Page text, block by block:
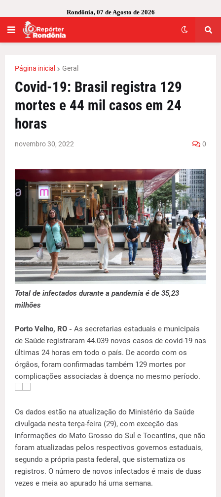
Rondônia, 07 de Agosto de 2026
Página inicial Geral
Covid-19: Brasil registra 129
mortes e 44 mil casos em 24
horas
novembro 30, 2022 0
Total de infectados durante a pandemia é de 35,23
milhões
Porto Velho, RO - As secretarias estaduais e municipais
de Saúde registraram 44.039 novos casos de covid-19 nas
últimas 24 horas em todo o país. De acordo com os
órgãos, foram confirmadas também 129 mortes por
complicações associadas à doença no mesmo período.
Os dados estão na atualização do Ministério da Saúde
divulgada nesta terça-feira (29), com exceção das
informações do Mato Grosso do Sul e Tocantins, que não
foram atualizadas pelos respectivos governos estaduais,
segundo a própria pasta federal, que sistematiza os
registros. O número de novos infectados é mais de duas
vezes e meia ao apurado há uma semana.